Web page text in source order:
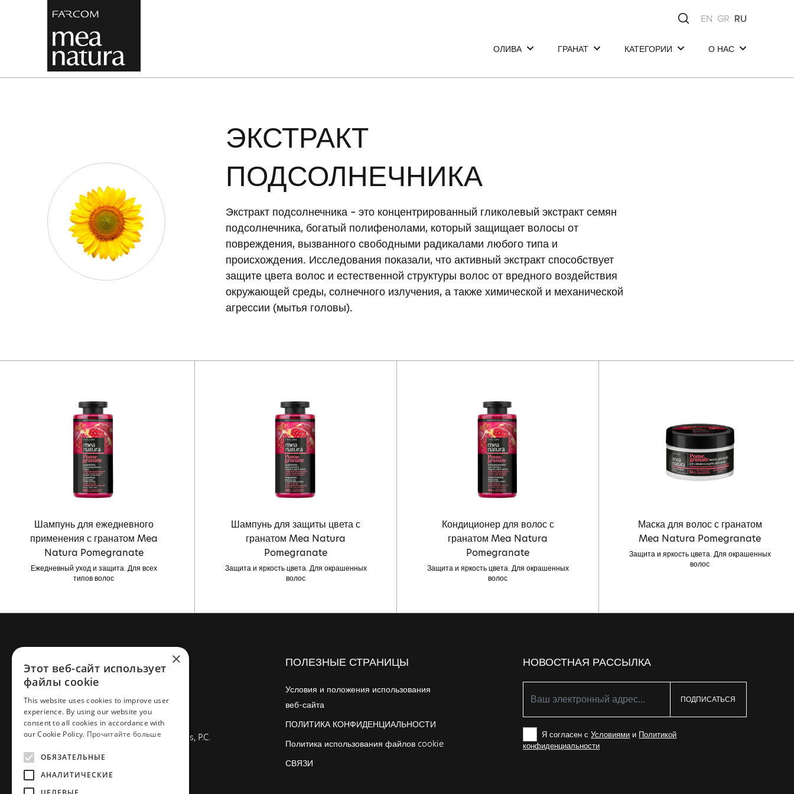
EN GR RU
ОЛИВА ГРАНАТ КАТЕГОРИИ О НАС
ЭКСТРАКТ
ПОДСОЛНЕЧНИКА
Экстракт подсолнечника – это концентрированный гликолевый экстракт семян
подсолнечника, богатый полифенолами, который защищает волосы от
повреждения, вызванного свободными радикалами любого типа и
происхождения. Исследования показали, что активный экстракт способствует
защите цвета волос и естественной структуры волос от вредного воздействия
окружающей среды, солнечного излучения, а также химической и механической
агрессии (мытья головы).
Шампунь для ежедневного
применения с гранатом Mea
Natura Pomegranate
Ежедневный уход и защита. Для всех
типов волос
Шампунь для защиты цвета с
гранатом Mea Natura
Pomegranate
Защита и яркость цвета. Для окрашенных
волос
Кондиционер для волос с
гранатом Mea Natura
Pomegranate
Защита и яркость цвета. Для окрашенных
волос
Маска для волос с гранатом
Mea Natura Pomegranate
Защита и яркость цвета. Для окрашенных
волос
СВЯЖИТЕСЬ FARCOM
Телефон: +30 2310 837 077
Электронная почта:
info@farcommeanatura.gr
Адрес: Industrial Area New Redestos, P.C.
57001, Thessaloniki, Greece
ПОЛЕЗНЫЕ СТРАНИЦЫ
Условия и положения использования
веб-сайта
ПОЛИТИКА КОНФИДЕНЦИАЛЬНОСТИ
Политика использования файлов cookie
СВЯЗИ
НОВОСТНАЯ РАССЫЛКА
ПОДПИСАТЬСЯ
Я согласен сУсловиями и Политикой
конфиденциальности
×
Этот веб-сайт использует
файлы cookie
This website uses cookies to improve user
experience. By using our website you
consent to all cookies in accordance with
our Cookie Policy. Прочитайте больше
ОБЯЗАТЕЛЬНЫЕ
АНАЛИТИЧЕСКИЕ